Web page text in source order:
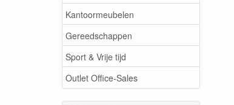
Kantoormeubelen
Gereedschappen
Sport & Vrije tijd
Outlet Office-Sales